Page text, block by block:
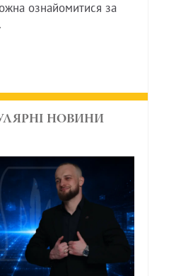
ознайомитися за
.
НОВИНИ